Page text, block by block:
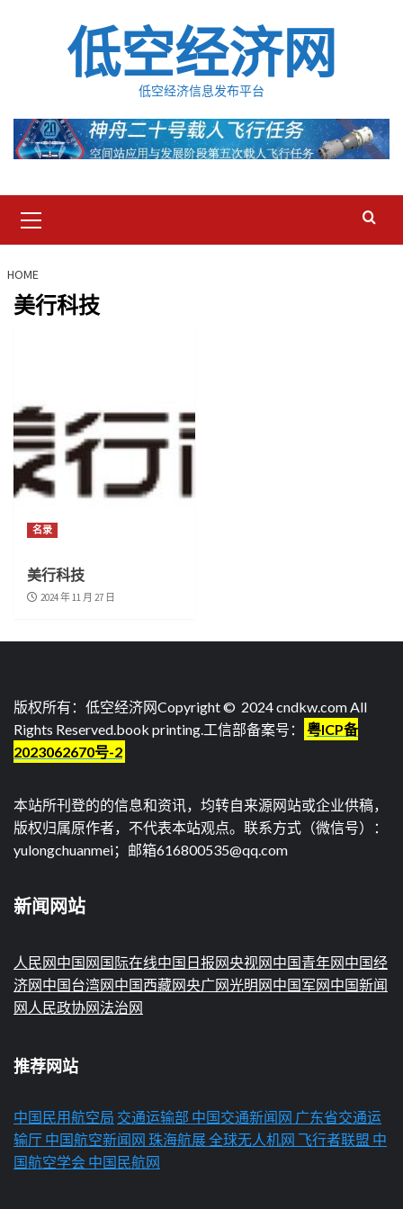
低空经济网
低空经济信息发布平台
Menu
HOME
美行科技
名录
美行科技
2024 年 11 月 27 日
版权所有：低空经济网Copyright © 2024 cndkw.com All
Rights Reserved.book printing.工信部备案号：
粤ICP备
2023062670号-2
本站所刊登的的信息和资讯，均转自来源网站或企业供稿，
版权归属原作者，不代表本站观点。联系方式（微信号）：
yulongchuanmei；邮箱616800535@qq.com
新闻网站
人民网中国网 国际在线中国日报网央视网中国青年网中国经
济网中国台湾网中国西藏网央广网光明网中国军网中国新闻
网 人民政协网法治网
推荐网站
中国民用航空局 交通运输部 中国交通新闻网 广东省交通运
输厅 中国航空新闻网 珠海航展全球无人机网 飞行者联盟 中
国航空学会 中国民航网